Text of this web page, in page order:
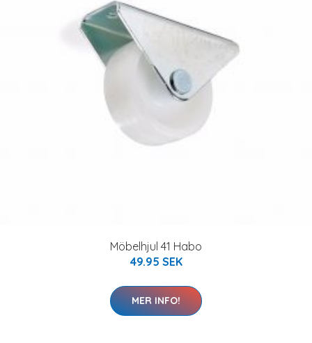
Möbelhjul 41 Habo
49.95 SEK
MER INFO!